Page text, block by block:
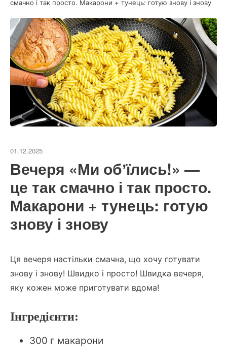
смачно і так просто. Макарони + тунець: готую знову і знову
01.12.2025
Вечеря «Ми обʼїлись!» —
це так смачно і так просто.
Макарони + тунець: готую
знову і знову
Ця вечеря настільки смачна, що хочу готувати
знову і знову! Швидко і просто! Швидка вечеря,
яку кожен може приготувати вдома!
Інгредієнти:
300 г макарони